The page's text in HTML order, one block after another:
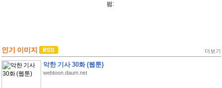
펌:
인기 이미지 더보기
악한 기사 30화 (웹툰)
webtoon.daum.net